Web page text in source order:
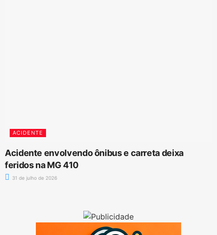
ACIDENTE
Acidente envolvendo ônibus e carreta deixa
feridos na MG 410
31 de julho de 2026